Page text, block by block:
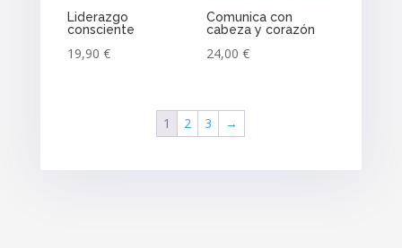
Liderazgo
consciente
19,90 €
Comunica con
cabeza y corazón
24,00 €
1 2 3 →